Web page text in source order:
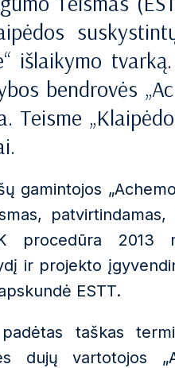
“ išlaikymo tvarką.
bendrovės
Teisme
gamintojos
procedūra 2013
ir projekto
ESTT.
taškas
dujų vartotojos